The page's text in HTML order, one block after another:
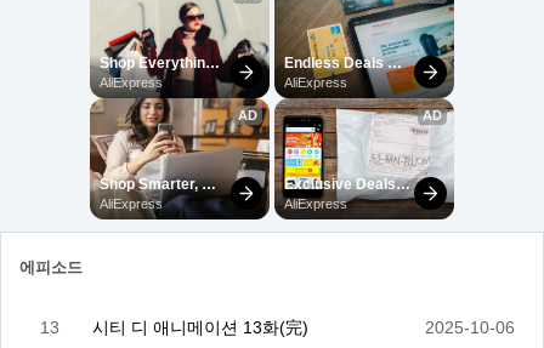
에피소드
13 시티 디 애니메이션 13화(完) 2025-10-06